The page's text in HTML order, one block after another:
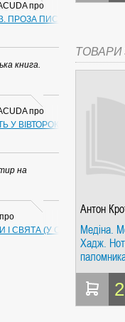
про
ПРОЗА ПИСЬМЕННИКІВ ІЗ
книга.
про
У ВІВТОРОК. СЛАПОВСЬКИЙ
на
про
І СВЯТА (У СХЕМАХ,
ТОВАРИ
Антон
Медіна.
Хадж.